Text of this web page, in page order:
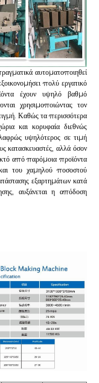
αυτοματοποιηθεί
πολύ εργατικό
έχουν υψηλό βαθμό
χρησιμοποιώντας τον
Καθώς τα περισσότερα
και κορυφαία διεθνώς
υψηλότερος σε τιμή
κατασκευαστές, αλλά όσον
από παρόμοια προϊόντα
του χαμηλού ποσοστού
εξαρτημάτων κατά
αυξάνεται η απόδοση